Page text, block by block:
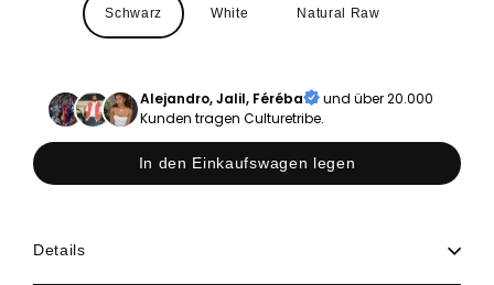
Schwarz White Natural Raw
Alejandro, Jalil, Féréba
und über 20.000
Kunden tragen Culturetribe.
In den Einkaufswagen legen
Details